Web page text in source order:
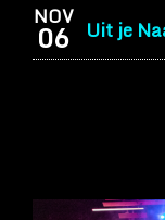
NOV
06 Uit je